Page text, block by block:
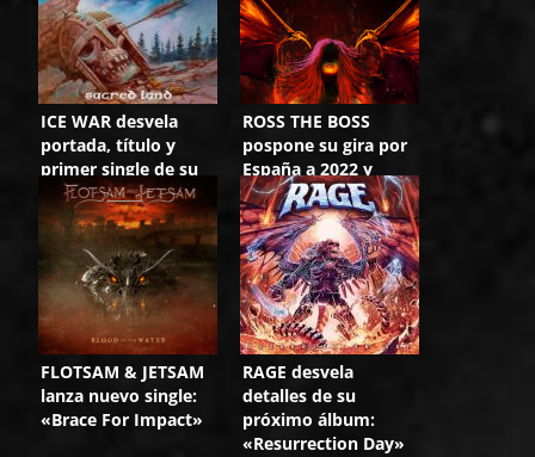
ICE WAR desvela
portada, título y
primer single de su
nuevo trabajo
ROSS THE BOSS
pospone su gira por
España a 2022 y
amplía fechas
FLOTSAM & JETSAM
lanza nuevo single:
«Brace For Impact»
RAGE desvela
detalles de su
próximo álbum:
«Resurrection Day»